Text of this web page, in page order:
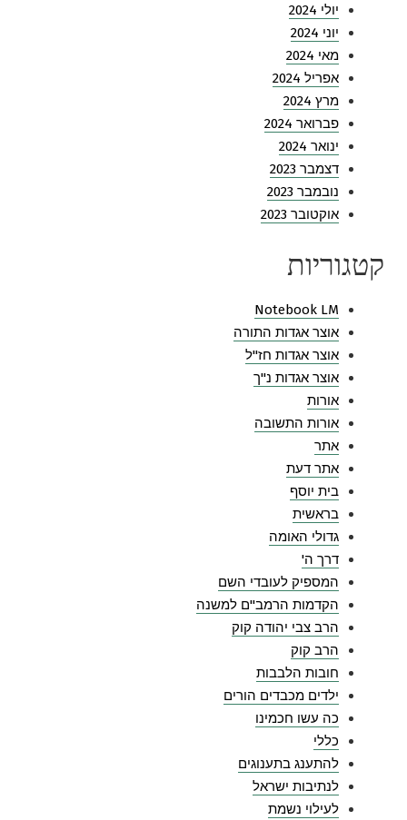
יולי 2024
יוני 2024
מאי 2024
אפריל 2024
מרץ 2024
פברואר 2024
ינואר 2024
דצמבר 2023
נובמבר 2023
אוקטובר 2023
קטגוריות
Notebook LM
אוצר אגדות התורה
אוצר אגדות חז"ל
אוצר אגדות נ"ך
אורות
אורות התשובה
אתר
אתר דעת
בית יוסף
בראשית
גדולי האומה
דרך ה'
המספיק לעובדי השם
הקדמות הרמב"ם למשנה
הרב צבי יהודה קוק
הרב קוק
חובות הלבבות
ילדים מכבדים הורים
כה עשו חכמינו
כללי
להתענג בתענוגים
לנתיבות ישראל
לעילוי נשמת